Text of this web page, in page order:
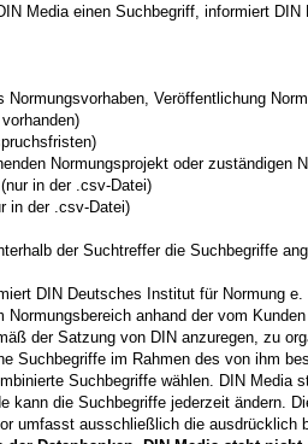
Media einen Suchbegriff, informiert
Veröffentlichung
Normungsprojekt oder zuständigen
in der .csv-Datei)
in der .csv-Datei)
der Suchtreffer die Suchbegriffe
DIN Deutsches Institut für Normung
Normungsbereich anhand der vom
der Satzung von DIN anzuregen, zu
Suchbegriffe im Rahmen des von ihm
Suchbegriffe wählen. DIN Media
kann die Suchbegriffe jederzeit ändern.
umfasst ausschließlich die